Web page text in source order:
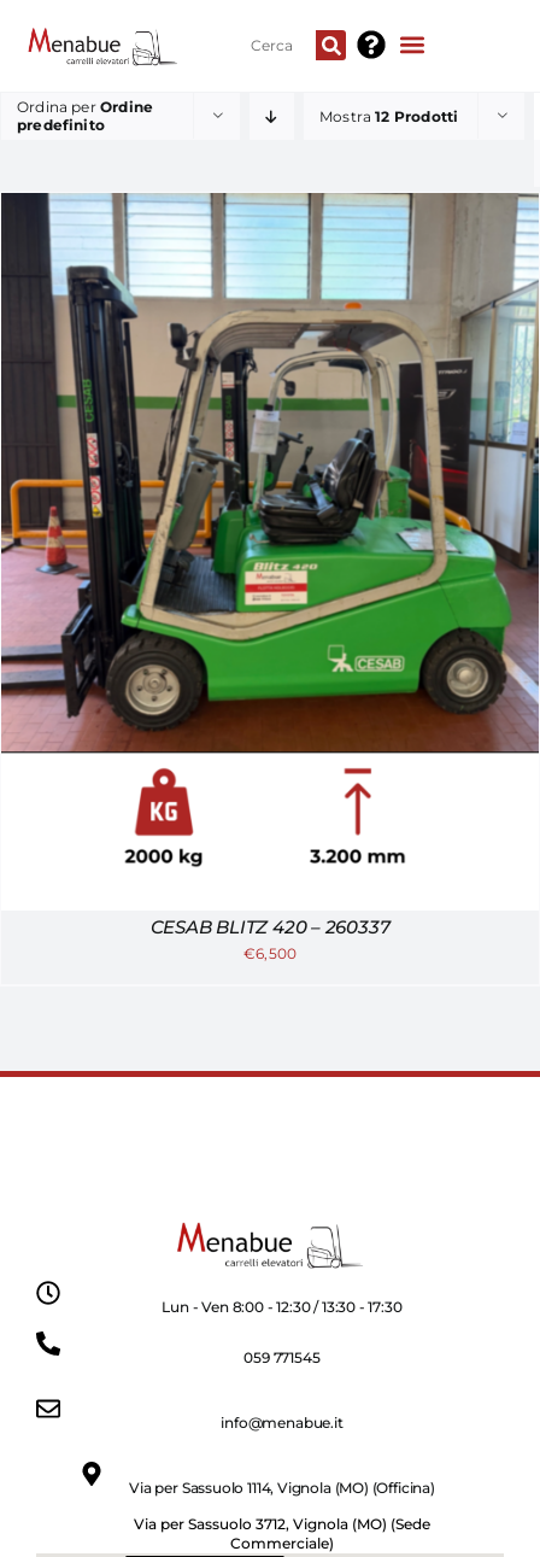
Ordina per Ordine
predefinito
Mostra12 Prodotti
CESAB BLITZ 420 – 260337
€6,500
Lun - Ven 8:00 - 12:30 / 13:30 - 17:30
059 771545
info@menabue.it
Via per Sassuolo 1114, Vignola (MO) (Officina)
Via per Sassuolo 3712, Vignola (MO) (Sede
Commerciale)